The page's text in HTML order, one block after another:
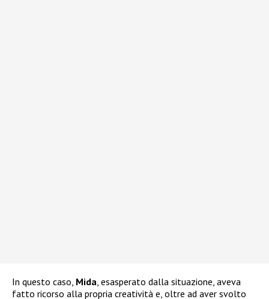
In questo caso, Mida , esasperato dalla situazione, aveva
fatto ricorso alla propria creatività e, oltre ad aver svolto